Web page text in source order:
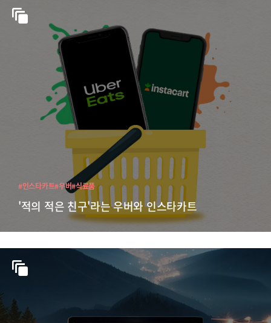
'적의 적은 친구'라는 우버와 인스타카트
#인스타카트#우버#식료품